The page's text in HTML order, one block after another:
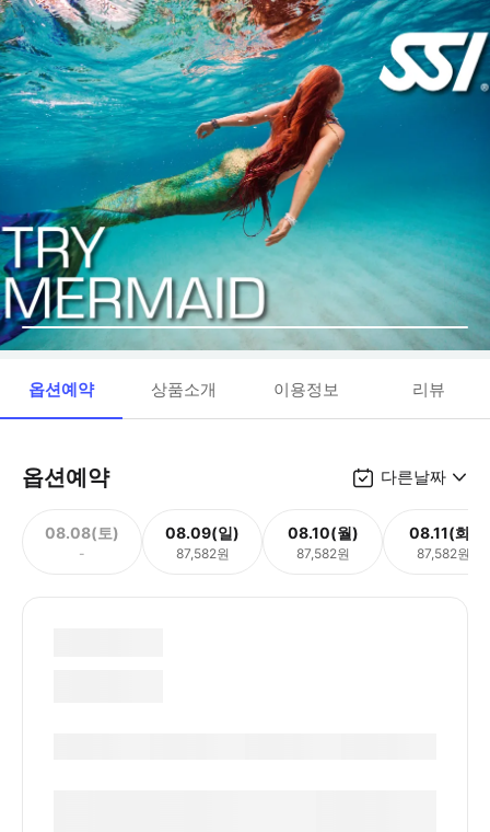
옵션예약 상품소개 이용정보 리뷰
옵션예약 다른날짜
08.08(토)
-
08.09(일)
87,582원
08.10(월)
87,582원
08.11(화)
87,582원